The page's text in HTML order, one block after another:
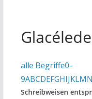
alle Begriffe0-
9ABCDEFGHIJKLMN
Schreibweisen